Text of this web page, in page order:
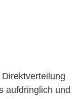
aufdringlich und